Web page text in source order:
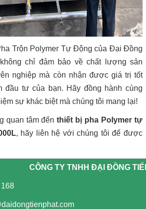
Trộn Polymer Tự Động của Đại Đồng
chỉ đảm bảo về chất lượng sản
nghiệp mà còn nhận được giá trị tốt
đầu tư của bạn. Hãy đồng hành cùng
sự khác biệt mà chúng tôi mang lại!
quan tâm đếnthiết bị pha Polymer tự
, hãy liên hệ với chúng tôi để được
CÔNG TY TNHH ĐẠI ĐỒNG